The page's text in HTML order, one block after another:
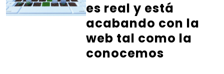
es real y está
acabando con la
web tal como la
conocemos